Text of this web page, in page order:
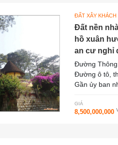
ĐẤT XÂY KHÁCH
Đất nền
hồ xuân
an cư nghỉ
Đường
Đường ô tô,
Gần ủy ban
GIÁ
8,500,000,000